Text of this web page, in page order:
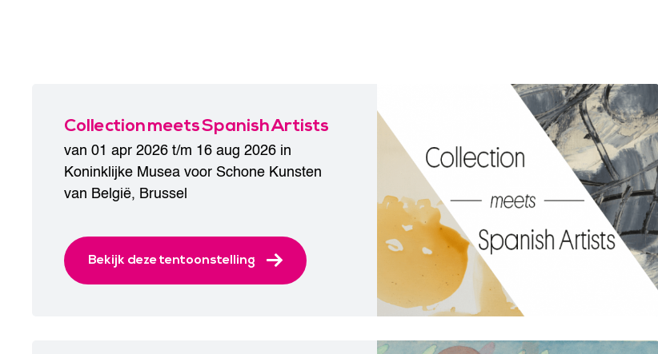
Collection meets Spanish Artists
van 01 apr 2026 t/m 16 aug 2026 in
Koninklijke Musea voor Schone Kunsten
van België, Brussel
Bekijk deze tentoonstelling